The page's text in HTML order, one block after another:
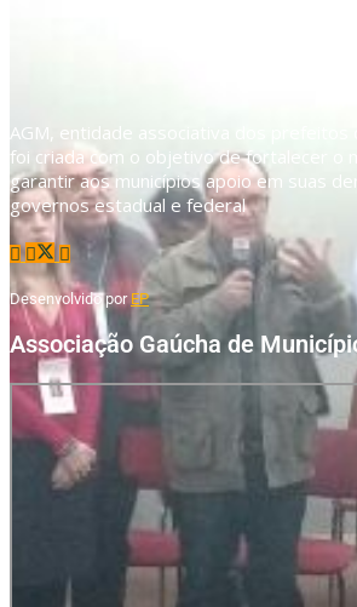
AGM, entidade associativa dos prefeitos
foi criada com o objetivo de fortalecer o
garantir aos municípios apoio em suas
governos estadual e federal
Desenvolvido por EP
Associação Gaúcha de